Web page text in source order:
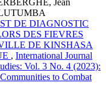
DE DIAGNOSTIC
DES FIEVRES
DE KINSHASA
, International Journal
Vol. 3 No. 4 (2023):
to Combat